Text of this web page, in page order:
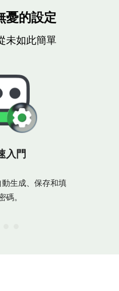
憂的設定
未如此簡單
入門
生成、保存和填
碼。